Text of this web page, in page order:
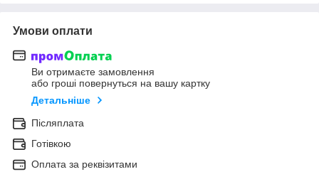
Умови оплати
Ви отримаєте замовлення
або гроші повернуться на вашу картку
Детальніше
Післяплата
Готівкою
Оплата за реквізитами